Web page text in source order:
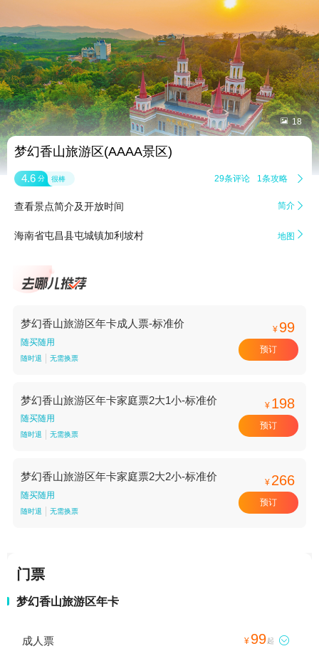
 18
梦幻香山旅游区(AAAA景区)
4.6 分 很棒 29条评论 1条攻略 
查看景点简介及开放时间 简介 
海南省屯昌县屯城镇加利坡村 地图 
梦幻香山旅游区年卡成人票-标准价
随买随用
随时退 无需换票
¥ 99
预订
梦幻香山旅游区年卡家庭票2大1小-标准价
随买随用
随时退 无需换票
¥ 198
预订
梦幻香山旅游区年卡家庭票2大2小-标准价
随买随用
随时退 无需换票
¥ 266
预订
门票
梦幻香山旅游区年卡
成人票 ¥ 99起 